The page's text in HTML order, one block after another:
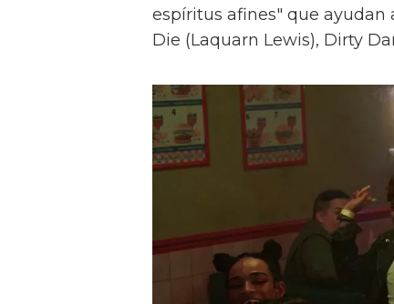
espíritus afines" que ayudan
Die (Laquarn Lewis), Dirty